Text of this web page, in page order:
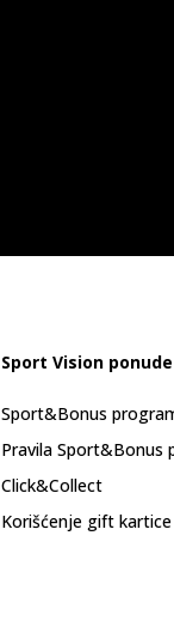
Sport Vision ponude
Sport&Bonus
Pravila Sport&Bonus
Click&Collect
Korišćenje gift kartice